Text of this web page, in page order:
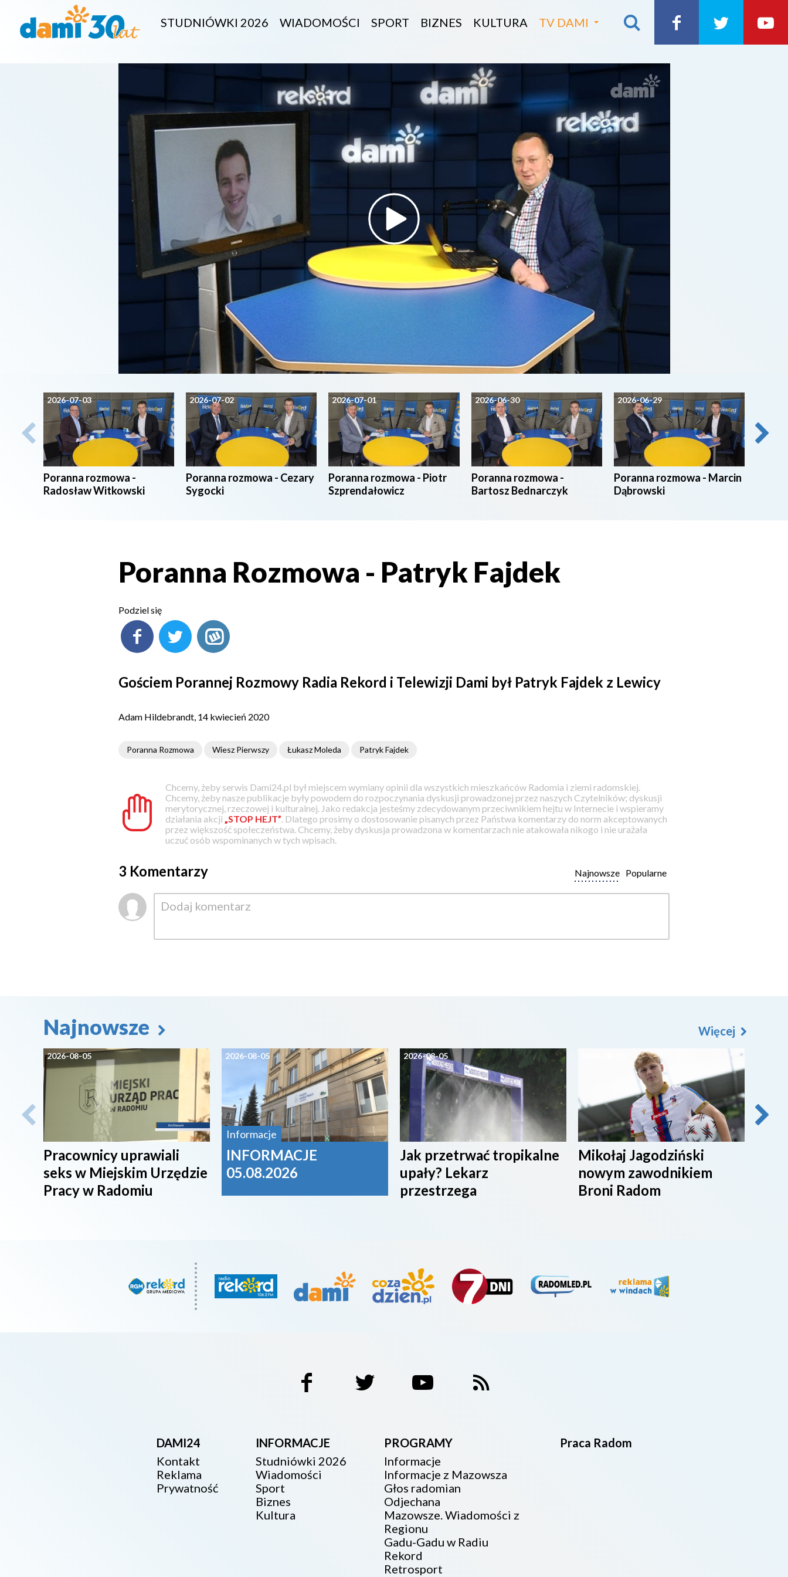
STUDNIÓWKI 2026 WIADOMOŚCI SPORT BIZNES KULTURA TV DAMI
2026-07-03
Poranna rozmowa -
Radosław Witkowski
2026-07-02
Poranna rozmowa - Cezary
Sygocki
2026-07-01
Poranna rozmowa - Piotr
Szprendałowicz
2026-06-30
Poranna rozmowa -
Bartosz Bednarczyk
2026-06-29
Poranna rozmowa - Marcin
Dąbrowski
Poranna Rozmowa - Patryk Fajdek
Podziel się
Gościem Porannej Rozmowy Radia Rekord i Telewizji Dami był Patryk Fajdek z Lewicy
Adam Hildebrandt, 14 kwiecień 2020
Poranna Rozmowa Wiesz Pierwszy Łukasz Moleda Patryk Fajdek
Chcemy, żeby serwis Dami24.pl był miejscem wymiany opinii dla wszystkich mieszkańców Radomia i ziemi radomskiej.
Chcemy, żeby nasze publikacje były powodem do rozpoczynania dyskusji prowadzonej przez naszych Czytelników; dyskusji
merytorycznej, rzeczowej i kulturalnej. Jako redakcja jesteśmy zdecydowanym przeciwnikiem hejtu w Internecie i wspieramy
działania akcji „STOP HEJT” . Dlatego prosimy o dostosowanie pisanych przez Państwa komentarzy do norm akceptowanych
przez większość społeczeństwa. Chcemy, żeby dyskusja prowadzona w komentarzach nie atakowała nikogo i nie urażała
uczuć osób wspominanych w tych wpisach.
3 Komentarzy Popularne
Najnowsze
Najnowsze
2026-08-05
Pracownicy uprawiali
seks w Miejskim Urzędzie
Pracy w Radomiu
2026-08-05
Informacje
INFORMACJE
05.08.2026
2026-08-05
Jak przetrwać tropikalne
upały? Lekarz
przestrzega
Mikołaj Jagodziński
nowym zawodnikiem
Broni Radom
Więcej
DAMI24
Kontakt
Reklama
Prywatność
INFORMACJE
Studniówki 2026
Wiadomości
Sport
Biznes
Kultura
PROGRAMY
Informacje
Informacje z Mazowsza
Głos radomian
Odjechana
Mazowsze. Wiadomości z
Regionu
Gadu-Gadu w Radiu
Rekord
Retrosport
Praca Radom